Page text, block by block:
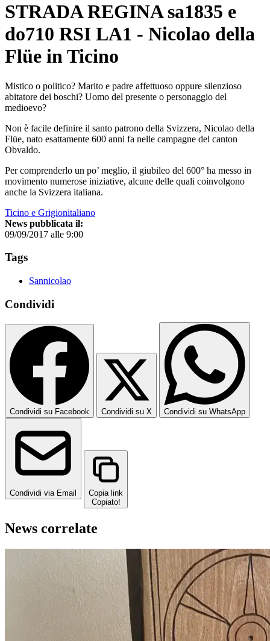
STRADA REGINA sa1835 e
do710 RSI LA1 - Nicolao della
Flüe in Ticino
Mistico o politico? Marito e padre affettuoso oppure silenzioso
abitatore dei boschi? Uomo del presente o personaggio del
medioevo?
Non è facile definire il santo patrono della Svizzera, Nicolao della
Flüe, nato esattamente 600 anni fa nelle campagne del canton
Obvaldo.
Per comprenderlo un po’ meglio, il giubileo del 600° ha messo in
movimento numerose iniziative, alcune delle quali coinvolgono
anche la Svizzera italiana.
Ticino e Grigionitaliano
News pubblicata il:
09/09/2017 alle 9:00
Tags
Sannicolao
Condividi
Condividi su Facebook Condividi su X Condividi su WhatsApp
Condividi via Email
Copia link
Copiato!
News correlate